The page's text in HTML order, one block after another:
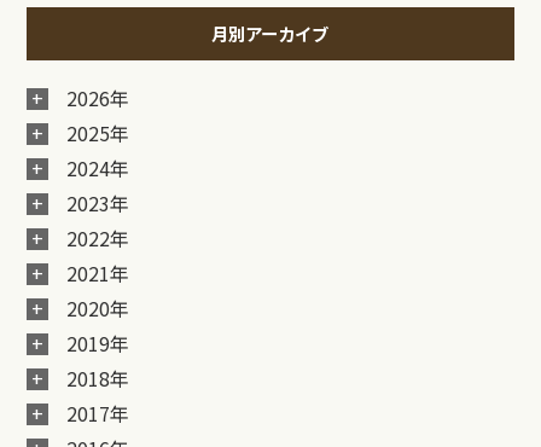
月別アーカイブ
2026年
2025年
2024年
2023年
2022年
2021年
2020年
2019年
2018年
2017年